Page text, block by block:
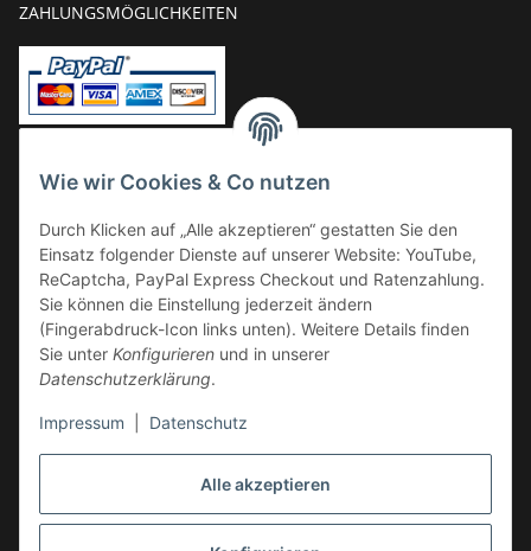
Alle akzeptieren
Wie wir Cookies & Co nutzen
Durch Klicken auf „Alle akzeptieren“ gestatten Sie den
Einsatz folgender Dienste auf unserer Website: YouTube,
ReCaptcha, PayPal Express Checkout und Ratenzahlung.
Sie können die Einstellung jederzeit ändern
(Fingerabdruck-Icon links unten). Weitere Details finden
Sie unter Konfigurieren und in unserer
Datenschutzerklärung.
Impressum Datenschutz
ZAHLUNGSMÖGLICHKEITEN
Kauf auf Rechnung
VERSAND